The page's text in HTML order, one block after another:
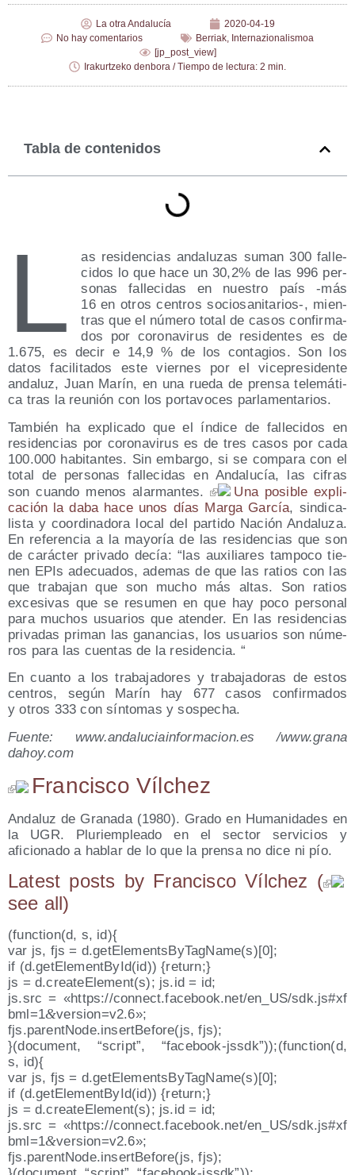
La otra Andalucía
2020-04-19
No hay comentarios
Berriak, Internazionalismoa
[jp_post_view]
Irakurtzeko denbora / Tiempo de lectura: 2 min.
Tabla de contenidos
L
as resi­den­cias anda­lu­zas suman 300 falle­
ci­dos lo que hace un 30,2% de las 996 per­
so­nas falle­ci­das en nues­tro país ‑más
16 en otros cen­tros sociosanitarios‑, mien­
tras que el núme­ro total de casos con­fir­ma­
dos por coro­na­vi­rus de resi­den­tes es de
1.675, es decir e 14,9 % de los con­ta­gios. Son los
datos faci­li­ta­dos este vier­nes por el vice­pre­si­den­te
anda­luz, Juan Marín, en una rue­da de pren­sa tele­má­ti­
ca tras la reu­nión con los por­ta­vo­ces parlamentarios.
Tam­bién ha expli­ca­do que el índi­ce de falle­ci­dos en
resi­den­cias por coro­na­vi­rus es de tres casos por cada
100.000 habi­tan­tes. Sin embar­go, si se com­pa­ra con el
total de per­so­nas falle­ci­das en Anda­lu­cía, las cifras
son cuan­do menos alar­man­tes.
Una posi­ble expli­
ca­ción la daba hace unos días Mar­ga Gar­cía, sin­di­ca­
lis­ta y coor­di­na­do­ra local del par­ti­do Nación Anda­lu­za.
En refe­ren­cia a la mayo­ría de las resi­den­cias que son
de carác­ter pri­va­do decía: “las auxi­lia­res tam­po­co tie­
nen EPIs ade­cua­dos, ade­mas de que las ratios con las
que tra­ba­jan que son mucho más altas. Son ratios
exce­si­vas que se resu­men en que hay poco per­so­nal
para muchos usua­rios que aten­der. En las resi­den­cias
pri­va­das pri­man las ganan­cias, los usua­rios son núme­
ros para las cuen­tas de la residencia. “
En cuan­to a los tra­ba­ja­do­res y tra­ba­ja­do­ras de estos
cen­tros, según Marín hay 677 casos con­fir­ma­dos
y otros 333 con sín­to­mas y sospecha.
Fuen­te: www​.anda​lu​ciain​for​ma​cion​.es /​www​.gra​na​
dahoy​.com
Francisco Vílchez
Andaluz de Granada (1980). Grado en Humanidades en
la UGR. Pluriempleado en el sector servicios y
aficionado a hablar de lo que la prensa no dice ni pío.
Latest posts by Fran­cis­co Víl­chez (
see all)
(function(d, s, id){
var js, fjs = d.getElementsByTagName(s)[0];
if (d.getElementById(id)) {return;}
js = d.createElement(s); js​.id = id;
js.src = «https://​con​nect​.face​book​.net/​e​n​_​U​S​/​s​d​k​.​j​s​#​x​f​
b​m​l​=​1​&​v​e​r​s​i​o​n​=​v​2.6»;
fjs.parentNode.insertBefore(js, fjs);
}(docu­ment, “script”, “facebook-jssdk”));(function(d,
s, id){
var js, fjs = d.getElementsByTagName(s)[0];
if (d.getElementById(id)) {return;}
js = d.createElement(s); js​.id = id;
js.src = «https://​con​nect​.face​book​.net/​e​n​_​U​S​/​s​d​k​.​j​s​#​x​f​
b​m​l​=​1​&​v​e​r​s​i​o​n​=​v​2.6»;
fjs.parentNode.insertBefore(js, fjs);